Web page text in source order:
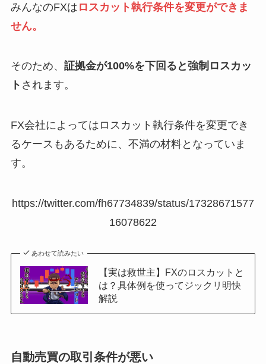
みんなのFXは ロスカット執行条件を変更ができま
せん。
そのため、 証拠金が100%を下回ると強制ロスカッ
ト されます。
FX会社によってはロスカット執行条件を変更でき
るケースもあるために、不満の材料となっていま
す。
https://twitter.com/fh67734839/status/17328671577
16078622
あわせて読みたい
【実は救世主】FXのロスカットと
は？具体例を使ってジックリ明快
解説
自動売買の取引条件が悪い